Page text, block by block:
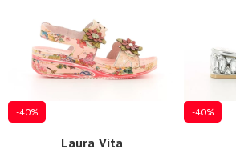
-40%
Laura Vita
-40%